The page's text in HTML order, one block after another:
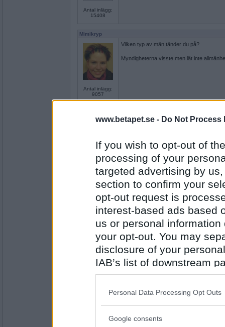
www.betapet.se - Do Not Process
If you wish to opt-out of
processing of your
targeted advertising by
section to confirm your
opt-out request is
interest-based ads based
us or personal
your opt-out. You may
disclosure of your
IAB’s list of downstream
also be disclosed by us
Downstream Participants
Please note that this
Personal Data Processing Opt Outs
Google consents
Antal inlägg:
15408
Mimikryp
Antal inlägg:
9057
Vilken typ av män tänder du på?
Myndigheterna visste men lät inte
Antal inlägg: 752
Var det någon som hade en aning om
eva-leva
Antal inlägg:
15408
Vad sägs om Biffen och Bananen?
Mormor och hans vänner!
missundersto
Antal inlägg:
Vilka påstår att du är tankspridd?
Blanda inte in mig bara